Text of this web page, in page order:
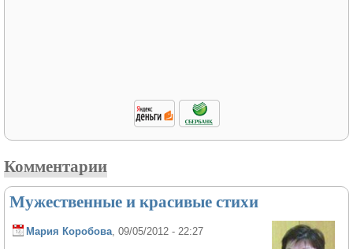
Комментарии
Мужественные и красивые стихи
Мария Коробова , 09/05/2012 - 22:27